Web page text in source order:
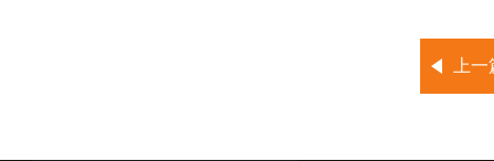
上